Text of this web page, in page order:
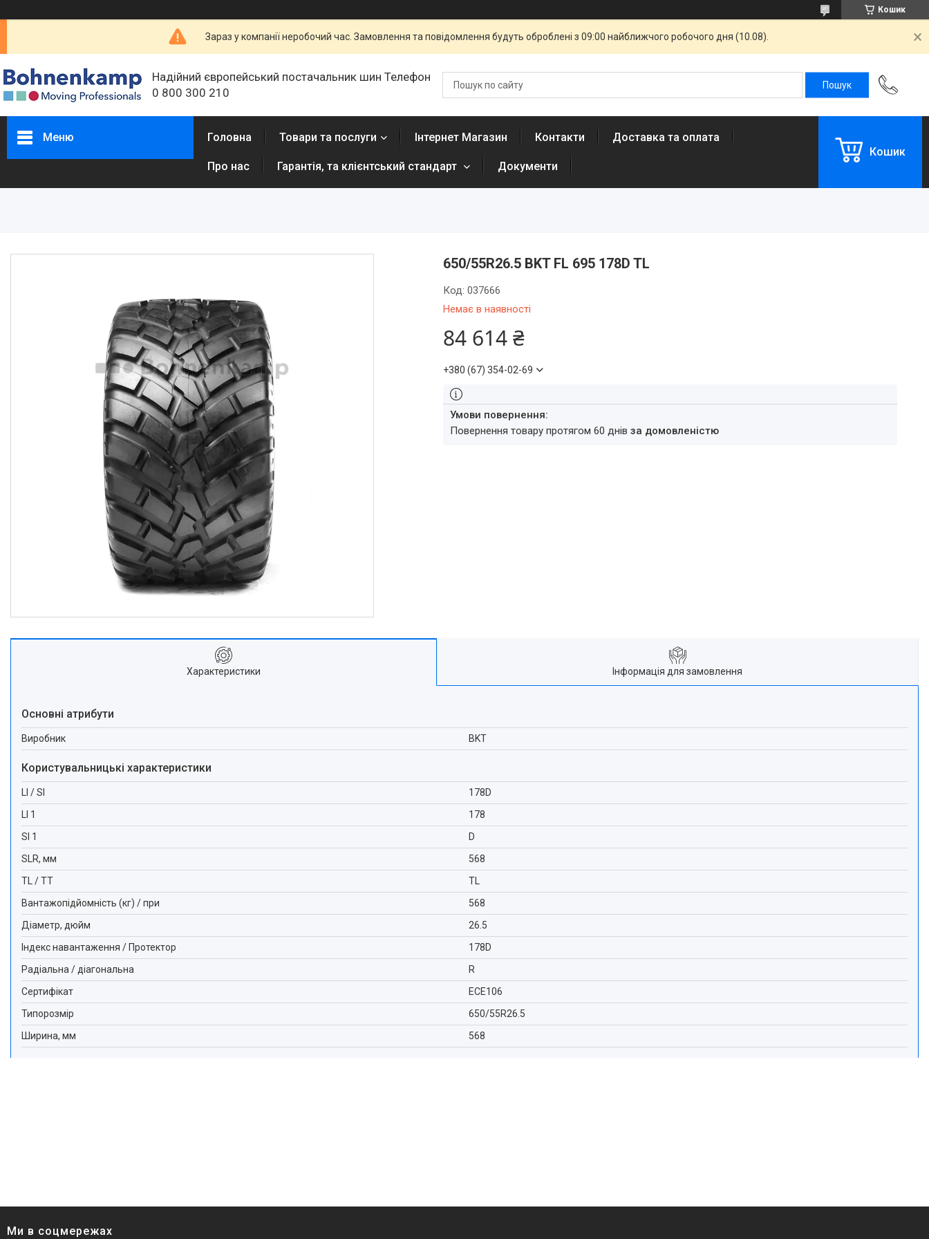
Кошик
Зараз у компанії неробочий час. Замовлення та повідомлення будуть оброблені з 09:00 найближчого робочого дня (10.08).
Надійний європейський постачальник шин Телефон
0 800 300 210
Меню Головна Товари та послуги Інтернет Магазин Контакти Доставка та оплата
Про нас Гарантія, та клієнтський стандарт Документи
Кошик
650/55R26.5 BKT FL 695 178D TL
Немає в наявності
Код:037666
84 614 ₴
+380 (67) 354-02-69
повернення товару протягом 60 днівза домовленістю
Характеристики Інформація для замовлення
Основні атрибути
Виробник BKT
Користувальницькі характеристики
LI / SI
178D
LI 1
178
SI 1
D
SLR, мм
568
TL / TT
TL
Вантажопідйомність (кг) / при
568
Діаметр, дюйм
26.5
Індекс навантаження / Протектор
178D
Радіальна / діагональна
R
Сертифікат
ECE106
Типорозмір
650/55R26.5
Ширина, мм
568
Ми в соцмережах